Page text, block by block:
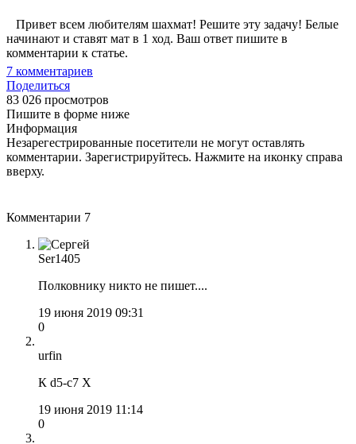
Привет всем любителям шахмат! Решите эту задачу! Белые
начинают и ставят мат в 1 ход. Ваш ответ пишите в
комментарии к статье.
7 комментариев
Поделиться
83 026 просмотров
Пишите в форме ниже
Информация
Незарегестрированные посетители не могут оставлять
комментарии. Зарегистрируйтесь. Нажмите на иконку справа
вверху.
Комментарии 7
Ser1405
Полковнику никто не пишет....
19 июня 2019 09:31
0
urfin
К d5-с7 Х
19 июня 2019 11:14
0